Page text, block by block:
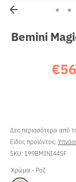
Bemini
Δες περισσότερα από
Είδος προϊόντος:
SKU: 199BMINI44SF
Χρώμα - Ροζ